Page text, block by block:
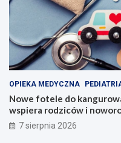
OPIEKA MEDYCZNA
Nowe fotele do
wspiera rodziców i
7 sierpnia 2026